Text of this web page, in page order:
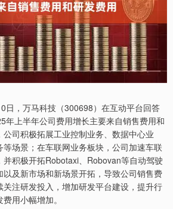
，万马科技（300698）在互动平台回答
年上半年公司费用增长主要来自销售费用和
司积极拓展工业控制业务、数据中心业
场景；在车联网业务板块，公司加速车联
并积极开拓Robotaxi、Robovan等自动驾驶
及新市场和新场景开拓，导致公司销售费
注研发投入，增加研发平台建设，提升行
用小幅增加。